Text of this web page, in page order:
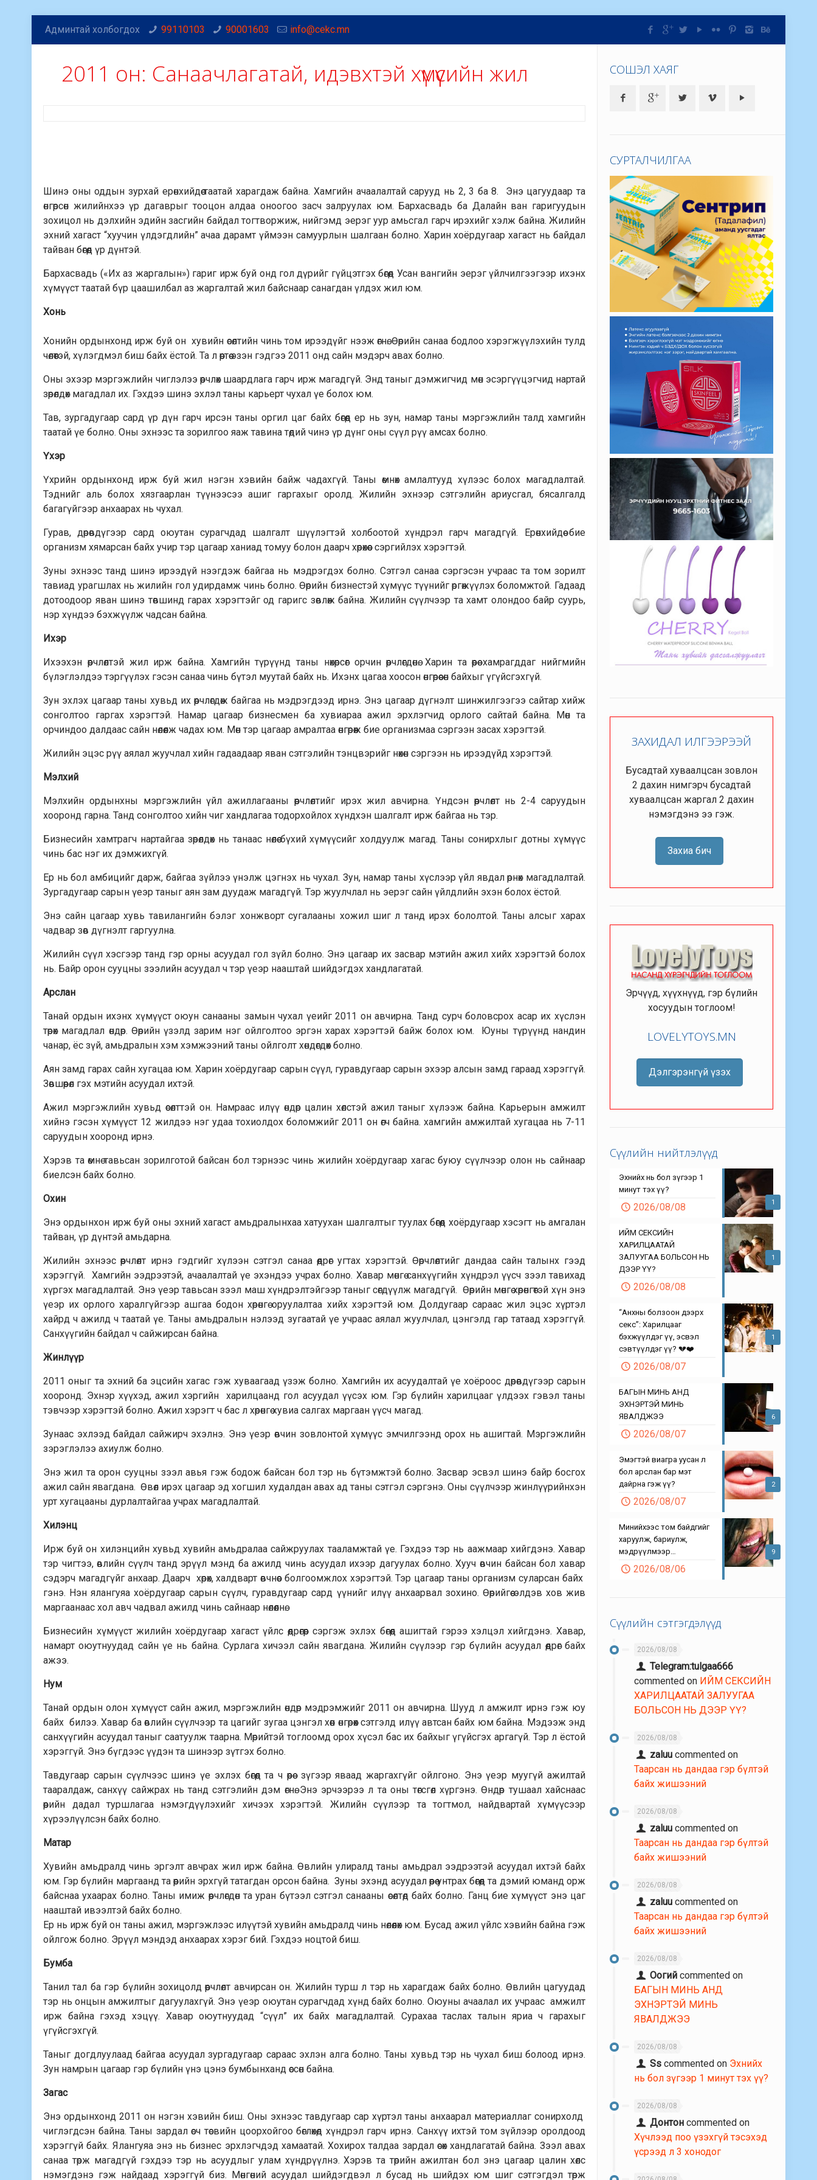
Админтай холбогдох 99110103 90001603 info@cekc.mn
2011 он: Санаачлагатай, идэвхтэй хүмүүсийн жил
Шинэ оны оддын зурхай ерөнхийдөө таатай харагдаж байна. Хамгийн ачаалалтай сарууд нь 2, 3 ба 8. Энэ цагуудаар та
өнгөрсөн жилийнхээ үр дагаврыг тооцон алдаа оноогоо засч залруулах юм. Бархасвадь ба Далайн ван гаригуудын
зохицол нь дэлхийн эдийн засгийн байдал тогтворжиж, нийгэмд эерэг уур амьсгал гарч ирэхийг хэлж байна. Жилийн
эхний хагаст “хуучин үлдэгдлийн” ачаа дарамт үймээн самуурлын шалгаан болно. Харин хоёрдугаар хагаст нь байдал
тайван бөгөөд үр дүнтэй.
Бархасвадь («Их аз жаргалын») гариг ирж буй онд гол дүрийг гүйцэтгэх бөгөөд Усан вангийн эерэг үйлчилгээгээр ихэнх
хүмүүст таатай бүр цаашилбал аз жаргалтай жил байснаар санагдан үлдэх жил юм.
Хонь
Хонийн ордынхонд ирж буй он хувийн өсөлтийн чинь том ирээдүйг нээж өгнө. Өөрийн санаа бодлоо хэрэг­жүүлэхийн тулд
чөлөөтэй, хүлэгдмэл биш байх ёстой. Та л өөртөө эзэн гэдгээ 2011 онд сайн мэдэрч авах болно.
Оны эхээр мэргэжлийн чиглэлээ өөрч­лөх шаардлага гарч ирж магад­гүй. Энд таныг дэмжигчид мөн эсэргүүцэгчид нартай
зөрөлдөх магадлал их. Гэхдээ шинэ эхлэл таны карьерт чухал үе болох юм.
Тав, зургадугаар сард үр дүн гарч ирсэн таны оргил цаг байх бөгөөд ер нь зун, намар таны мэргэжлийн талд хамгийн
таатай үе болно. Оны эхнээс та зорилгоо яаж тавина төдий чинэ үр дүнг оны сүүл рүү амсах болно.
Үхэр
Үхрийн ордынхонд ирж буй жил нэгэн хэвийн байж чадахгүй. Таны өм­нөх амлалтууд хүлээс болох магад­лалтай.
Тэднийг аль болох хязгаарлан түү­нээсээ ашиг гаргахыг оролд. Жи­лийн эхнээр сэтгэлийн ариусгал, бясал­галд
багагүйгээр анхаарах нь чухал.
Гурав, дөрөвдүгээр сард оюутан сурагчдад шалгалт шүүлэгтэй хол­боо­той хүндрэл гарч магадгүй. Ерөнхийдөө бие
организм хямарсан байх учир тэр цагаар ханиад томуу болон даарч хөрөхөөс сэргийлэх хэрэгтэй.
Зуны эхнээс танд шинэ ирээдүй нээгдэж байгаа нь мэдрэгдэх болно. Сэтгэл санаа сэргэсэн учраас та том зорилт
тавиад урагшлах нь жилийн гол удирдамж чинь болно. Өөрийн бизнестэй хүмүүс түүнийг өргөжүүлэх боломжтой. Гадаад
дотоодоор яван шинэ төвшинд гарах хэрэгтэйг од гаригс зөвлөж байна. Жилийн сүүлчээр та хамт олондоо байр суурь,
нэр хүндээ бэхжүүлж чадсан байна.
Ихэр
Ихээхэн өөрчлөлтэй жил ирж байна. Хамгийн түрүүнд таны нөхөрсөг орчин өөрчлөгдөнө. Харин та өөрөө хамрагд­даг нийгмийн
бүлэглэлдээ тэргүүлэх гэсэн санаа чинь бүтэл муутай байх нь. Ихэнх цагаа хоосон өнгөрөөсөн байхыг үгүйсгэхгүй.
Зун эхлэх цагаар таны хувьд их өөрчлөгдөж байгаа нь мэдрэгдээд ирнэ. Энэ цагаар дүгнэлт шинжилгээгээ сай­тар хийж
сонголтоо гаргах хэрэгтэй. Намар цагаар бизнесмен ба хувиараа ажил эрхлэгчид орлого сайтай байна. Мөн та
орчиндоо далдаас сайн нөлөөлж чадах юм. Мөн тэр цагаар амралтаа өнгөрөөж бие организмаа сэргээн засах хэрэгтэй.
Жилийн эцэс рүү аялал жуучлал хийн гадаадаар яван сэтгэлийн тэнцвэрийг нөхөн сэргээн нь ирээдүйд хэрэгтэй.
Мэлхий
Мэлхийн ордынхны мэргэжлийн үйл ажиллагааны өөрчлөлтийг ирэх жил авчир­на. Үндсэн өөрчлөлт нь 2-4 саруу­дын
хооронд гарна. Танд сонголтоо хийн чиг хандлагаа тодорхойлох хүнд­хэн шалгалт ирж байгаа нь тэр.
Бизнесийн хамтрагч нартайгаа зө­рөл­дөх нь танаас нөлөө бүхий хү­мүү­сийг холдуулж магад. Таны сонирхлыг дотны хүмүүс
чинь бас нэг их дэмжихгүй.
Ер нь бол амбицийг дарж, байгаа зүйлээ үнэлж цэгнэх нь чухал. Зун, намар таны хүслээр үйл явдал өрнөх магадлалтай.
Зургадугаар сарын үеэр таныг аян зам дуудаж магадгүй. Тэр жуулчлал нь эерэг сайн үйлдлийн эхэн болох ёстой.
Энэ сайн цагаар хувь тавилангийн бэлэг хонжворт сугалааны хожил шиг л танд ирэх бололтой. Таны алсыг харах
чадвар зөв дүгнэлт гаргуулна.
Жилийн сүүл хэсгээр танд гэр орны асуудал гол зүйл болно. Энэ цагаар их засвар мэтийн ажил хийх хэрэгтэй болох
нь. Байр орон сууцны зээлийн асуудал ч тэр үеэр нааштай шийдэгдэх хандлагатай.
Арслан
Танай ордын ихэнх хүмүүст оюун санааны замын чухал үеийг 2011 он авчирна. Танд сурч боловсрох асар их хүслэн
төрөх магадлал өндөр. Өөрийн үзэлд зарим нэг ойлголтоо эргэн харах хэрэгтэй байж болох юм. Юуны түрүүнд нандин
чанар, ёс зүй, амьдралын хэм хэмжээний таны ойлголт хөндөгдөх болно.
Аян замд гарах сайн хугацаа юм. Харин хоёрдугаар сарын сүүл, гуравдугаар сарын эхээр алсын замд гараад хэрэггүй.
Зөвшөөрөл гэх мэтийн асуудал ихтэй.
Ажил мэргэжлийн хувьд өсөлттэй он. Намраас илүү өндөр цалин хөлстэй ажил таныг хүлээж байна. Карьерын амжилт
хийнэ гэсэн хүмүүст 12 жилдээ нэг удаа тохиолдох боломжийг 2011 он өгч байна. хамгийн амжилтай хугацаа нь 7-11
саруудын хооронд ирнэ.
Хэрэв та өмнө тавьсан зорилготой байсан бол тэрнээс чинь жилийн хоёрдугаар хагас буюу сүүлчээр олон нь сайнаар
биелсэн байх болно.
Охин
Энэ ордынхон ирж буй оны эхний хагаст амьдралынхаа хатуухан шал­галтыг туулах бөгөөд хоёрдугаар хэсэгт нь амгалан
тайван, үр дүнтэй амьдарна.
Жилийн эхнээс өөрчлөлт ирнэ гэд­гийг хүлээн сэтгэл санаа өөдрөг угтах хэрэгтэй. Өөрчлөлтийг дандаа сайн талынх гээд
хэрэггүй. Хамгийн ээдрээтэй, ачаалалтай үе эхэндээ уч­рах болно. Хавар мөнгө санхүүгийн хүнд­рэл үүсч зээл тавихад
хүргэх магадлалтай. Энэ үеэр тавьсан зээл маш хүндрэлтэйгээр таныг сөгдүүлж магадгүй. Өөрийн мөнгө хөрөнгөтэй хүн энэ
үеэр их орлого харалгүйгээр ашгаа бодон хөрөнгө оруулалтаа хийх хэрэгтэй юм. Долдугаар сараас жил эцэс хүртэл
хайрд ч ажилд ч таатай үе. Таны амьдралын нэлээд зугаатай үе учраас аялал жуулчлал, цэнгэлд гар татаад хэрэггүй.
Санхүүгийн байдал ч сайжирсан байна.
Жинлүүр
2011 оныг та эхний ба эцсийн хагас гэж хуваагаад үзэж болно. Хамгийн их асуудалтай үе хоёроос дөрөвдүгээр сарын
хооронд. Эхнэр хүүхэд, ажил хэргийн харилцаанд гол асуудал үүсэх юм. Гэр бүлийн харилцааг үлдээх гэвэл таны
тэвчээр хэрэгтэй болно. Ажил хэрэгт ч бас л хөрөнгө хувиа салгах маргаан үүсч магад.
Зунаас эхлээд байдал сайжирч эхэл­нэ. Энэ үеэр өвчин зовлонтой хүмүүс эмчилгээнд орох нь ашигтай. Мэргэжлийн
зэрэглэлээ ахиулж болно.
Энэ жил та орон сууцны зээл авья гэж бодож байсан бол тэр нь бүтэмжтэй болно. Засвар эсвэл шинэ байр босгох
ажил сайн явагдана. Өвөл ирэх цагаар эд хогшил худалдан авах ад таны сэтгэл сэргэнэ. Оны сүүлчээр жинлүүрийнхэн
урт хугацааны дурлалтайгаа учрах магадлалтай.
Хилэнц
Ирж буй он хилэнцийн хувьд хувийн амьдралаа сайжруулах тааламжтай үе. Гэхдээ тэр нь аажмаар хийгдэнэ. Хавар
тэр чигтээ, өвлийн сүүлч танд эрүүл мэнд ба ажилд чинь асуудал ихээр дагуулах болно. Хууч өвчин байсан бол хавар
сэдэрч магадгүйг анхаар. Даарч хөрөх, халдварт өвчнөөс болгоомжлох хэрэгтэй. Тэр цагаар таны организм сулар­сан байх
гэнэ. Нэн ялангуяа хоёр­дугаар сарын сүүлч, гуравдугаар сард үүнийг илүү анхаарвал зохино. Өөрийгөө элдэв хов жив
маргаанаас хол авч чадвал ажилд чинь сайнаар нөлөөлнө.
Бизнесийн хүмүүст жилийн хоёр­дугаар хагаст үйлс өөдрөгөөр сэргэж эхлэх бөгөөд ашигтай гэрээ хэлцэл хийгдэнэ. Хавар,
намарт оюутнуудад сайн үе нь байна. Сурлага хичээл сайн явагдана. Жилийн сүүлээр гэр бүлийн асуудал өөдрөг байх
ажээ.
Нум
Танай ордын олон хүмүүст сайн ажил, мэргэжлийн өндөр мэдрэмжийг 2011 он авчирна. Шууд л амжилт ирнэ гэж юу
байх билээ. Хавар ба өвлийн сүүлчээр та цагийг зугаа цэнгэл хөөн өнгөрөөх сэтгэлд илүү автсан байх юм байна. Мэдээж энд
санхүүгийн асуудал таныг саатуулж таарна. Мөрийтэй тог­лоомд орох хүсэл бас их байхыг үгүйс­гэх аргагүй. Тэр л ёстой
хэрэггүй. Энэ бүгдээс үүдэн та шинээр зүтгэх болно.
Тавдугаар сарын сүүлчээс шинэ үе эхлэх бөгөөд та ч өөрөө зүгээр яваад жаргахгүйг ойлгоно. Энэ үеэр муугүй ажилтай
тааралдаж, санхүү сайжрах нь танд сэтгэлийн дэм өгнө. Энэ эрчээрээ л та оны төгсгөл хүргэнэ. Өндөр тушаал хайснаас
өөрийн дадал туршлагаа нэмэгдүүлэхийг хичээх хэрэгтэй. Жилийн сүүлээр та тогтмол, найдвартай хүмүүсээр
хүрээлүүлсэн байх болно.
Матар
Хувийн амьдралд чинь эргэлт авчрах жил ирж байна. Өвлийн улиралд таны амьдрал ээдрээтэй асуудал ихтэй байх
юм. Гэр бүлийн маргаанд та өөрийн эрхгүй татагдан орсон байна. Зуны эхэнд асуудал өөрөө унтрах бөгөөд та дэмий юманд орж
байснаа ухаарах болно. Таны имиж өөрчлөгдөн та уран бүтээл сэтгэл санааны өсөлтөд байх болно. Ганц бие хүмүүст энэ цаг
нааштай ивээлтэй байх болно.
Ер нь ирж буй он таны ажил, мэргэжлээс илүүтэй хувийн амьдралд чинь нөлөөлөх юм. Бусад ажил үйлс хэвийн байна гэж
ойлгож болно. Эрүүл мэндэд анхаарах хэрэг бий. Гэхдээ ноцтой биш.
Бумба
Танил тал ба гэр бүлийн зохицолд өөрчлөлт авчирсан он. Жилийн турш л тэр нь харагдаж байх болно. Өвлийн цагуудад
тэр нь онцын амжилтыг дагуулахгүй. Энэ үеэр оюутан сурагч­дад хүнд байх болно. Оюуны ачаалал их учраас амжилт
ирж байна гэхэд хэцүү. Хавар оюутнуудад “сүүл” их байх магадлалтай. Сурахаа таслах талын яриа ч гарахыг
үгүйсгэхгүй.
Таныг догдлуулаад байгаа асуудал зургадугаар сараас эхлэн алга болно. Таны хувьд тэр нь чухал биш болоод ирнэ.
Зун намрын цагаар гэр бүлийн үнэ цэнэ бумбынханд өссөн байна.
Загас
Энэ ордынхонд 2011 он нэгэн хэвийн биш. Оны эхнээс тавдугаар сар хүртэл таны анхаарал материаллаг сонирхолд
чиглэгдсэн байна. Таны зардал өсч төсвийн цоорхойгоо бөглөхөд хүнд­рэл гарч ирнэ. Санхүү ихтэй том зүйлээр оролдоод
хэрэггүй байх. Ялан­гуяа энэ нь бизнес эрхлэгчдэд ха­маатай. Хохирох талдаа зардал өсөх хандлагатай байна. Зээл авах
санаа төрж магадгүй гэхдээ тэр нь асуудлыг улам хүндрүүлнэ. Хэрэв та төрийн ажилтан бол энэ цагаар цалин хөлс
нэмэгдэнэ гэж найдаад хэрэггүй биз. Мөнгөний асуудал шийдэгдвэл л бусад нь шийдэх юм шиг сэтгэгдэл төрж
СОШЭЛ ХАЯГ
СУРТАЛЧИЛГАА
ЗАХИДАЛ ИЛГЭЭРЭЭЙ
Бусадтай хуваалцсан зовлон
2 дахин нимгэрч бусадтай
хуваалцсан жаргал 2 дахин
нэмэгдэнэ ээ гэж.
Захиа бич
Эрчүүд, хүүхнүүд, гэр бүлийн
хосуудын тоглоом!
LOVELYTOYS.MN
Дэлгэрэнгүй үзэх
Сүүлийн нийтлэлүүд
1
Эхнийх нь бол зүгээр 1
минут тэх үү?
2026/08/08
1
ИЙМ СЕКСИЙН
ХАРИЛЦААТАЙ
ЗАЛУУГАА БОЛЬСОН НЬ
ДЭЭР ҮҮ?
2026/08/08
1
“Анхны болзоон дээрх
секс”: Харилцааг
бэхжүүлдэг үү, эсвэл
сэвтүүлдэг үү? 💔❤️
2026/08/07
6
БАГЫН МИНЬ АНД
ЭХНЭРТЭЙ МИНЬ
ЯВАЛДЖЭЭ
2026/08/07
2
Эмэгтэй виагра уусан л
бол арслан бар мэт
дайрна гэж үү?
2026/08/07
9
Минийхээс том байдгийг
харуулж, бариулж,
мэдрүүлмээр…
2026/08/06
Сүүлийн сэтгэгдэлүүд
2026/08/08
Telegram:tulgaa666
commented on ИЙМ СЕКСИЙН
ХАРИЛЦААТАЙ ЗАЛУУГАА
БОЛЬСОН НЬ ДЭЭР ҮҮ?
2026/08/08
zaluu commented on
Таарсан нь дандаа гэр бүлтэй
байх жишээний
2026/08/08
zaluu commented on
Таарсан нь дандаа гэр бүлтэй
байх жишээний
2026/08/08
zaluu commented on
Таарсан нь дандаа гэр бүлтэй
байх жишээний
2026/08/08
Оогий commented on
БАГЫН МИНЬ АНД
ЭХНЭРТЭЙ МИНЬ
ЯВАЛДЖЭЭ
2026/08/08
Ss commented on Эхнийх
нь бол зүгээр 1 минут тэх үү?
2026/08/08
Донтон commented on
Хүчлээд поо үзэхгүй тэсэхэд
үсрээд л 3 хонодог